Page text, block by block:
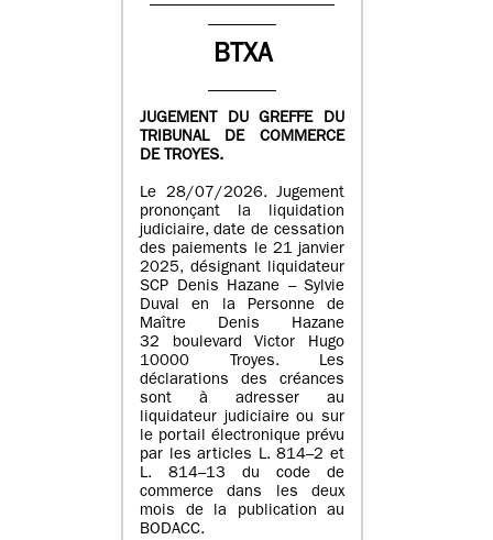
BTXA
JUGEMENT DU GREFFE DU
TRIBUNAL DE COMMERCE
DE TROYES.
Le 28/07/2026. Jugement
prononçant la liquidation
judiciaire, date de cessation
des paiements le 21 janvier
2025, désignant liquidateur
SCP Denis Hazane – Sylvie
Duval en la Personne de
Maître Denis Hazane
32 boulevard Victor Hugo
10000 Troyes. Les
déclarations des créances
sont à adresser au
liquidateur judiciaire ou sur
le portail électronique prévu
par les articles L. 814–2 et
L. 814–13 du code de
commerce dans les deux
mois de la publication au
BODACC.